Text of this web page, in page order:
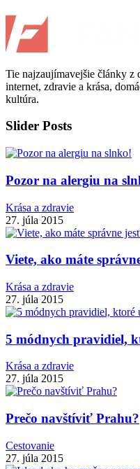
Tie najzaujímavejšie články z
internet, zdravie a krása,
kultúra.
Slider Posts
Pozor na alergiu na
Krása a zdravie
27. júla 2015
Viete, ako máte
Krása a zdravie
27. júla 2015
5 módnych pravidiel,
Krása a zdravie
27. júla 2015
Prečo navštíviť Prahu?
Cestovanie
27. júla 2015